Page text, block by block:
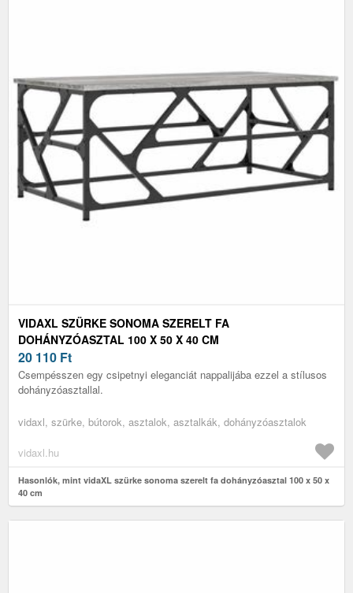
VIDAXL SZÜRKE SONOMA SZERELT FA
DOHÁNYZÓASZTAL 100 X 50 X 40 CM
20 110 Ft
Csempésszen egy csipetnyi eleganciát nappalijába ezzel a stílusos
dohányzóasztallal.
vidaxl, szürke, bútorok, asztalok, asztalkák, dohányzóasztalok
vidaxl.hu
Hasonlók, mint vidaXL szürke sonoma szerelt fa dohányzóasztal 100 x 50 x
40 cm